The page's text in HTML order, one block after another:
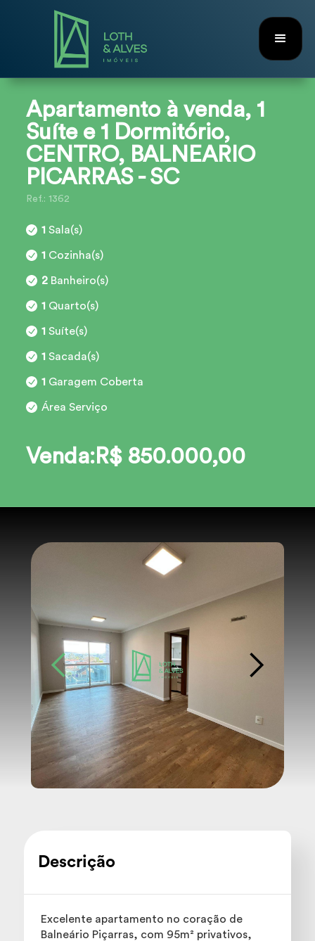
Apartamento à venda, 1
Suíte e 1 Dormitório,
CENTRO, BALNEARIO
PICARRAS - SC
Ref.: 1362
1 Sala(s)
1 Cozinha(s)
2Banheiro(s)
1 Quarto(s)
1 Suíte(s)
1 Sacada(s)
1 Garagem Coberta
Área Serviço
Venda:R$ 850.000,00
Descrição
Excelente apartamento no coração de
Balneário Piçarras, com 95m² privativos,